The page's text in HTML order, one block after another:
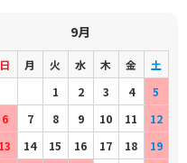
9月
日 月 火 水 木 金
土
1
2 3 4
5
6
7 8 9 10 11
12
13
14 15 16 17 18 19